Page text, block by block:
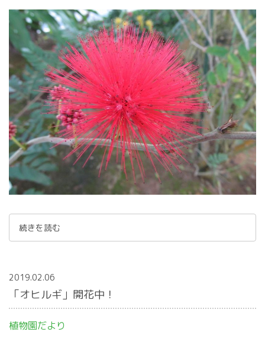
続きを読む
2019.02.06
「オヒルギ」開花中！
植物園だより